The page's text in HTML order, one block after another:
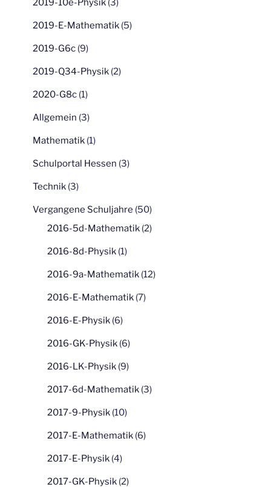
2019-10e-Physik (3)
2019-E-Mathematik (5)
2019-G6c (9)
2019-Q34-Physik (2)
2020-G8c (1)
Allgemein (3)
Mathematik (1)
Schulportal Hessen (3)
Technik (3)
Vergangene Schuljahre (50)
2016-5d-Mathematik (2)
2016-8d-Physik (1)
2016-9a-Mathematik (12)
2016-E-Mathematik (7)
2016-E-Physik (6)
2016-GK-Physik (6)
2016-LK-Physik (9)
2017-6d-Mathematik (3)
2017-9-Physik (10)
2017-E-Mathematik (6)
2017-E-Physik (4)
2017-GK-Physik (2)